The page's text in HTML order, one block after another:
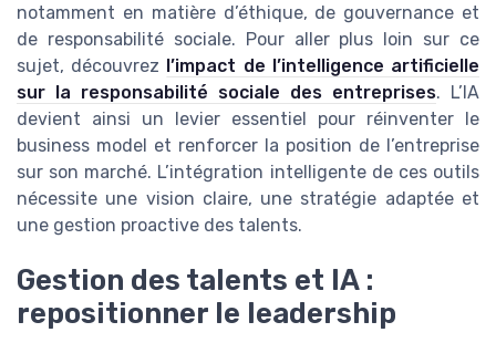
notamment en matière d’éthique, de gouvernance et
de responsabilité sociale. Pour aller plus loin sur ce
sujet, découvrez l’impact de l’intelligence artificielle
sur la responsabilité sociale des entreprises. L’IA
devient ainsi un levier essentiel pour réinventer le
business model et renforcer la position de l’entreprise
sur son marché. L’intégration intelligente de ces outils
nécessite une vision claire, une stratégie adaptée et
une gestion proactive des talents.
Gestion des talents et IA :
repositionner le leadership